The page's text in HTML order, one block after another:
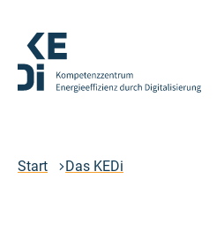
Hauptinhalt
springen
durch
Start Das KEDi